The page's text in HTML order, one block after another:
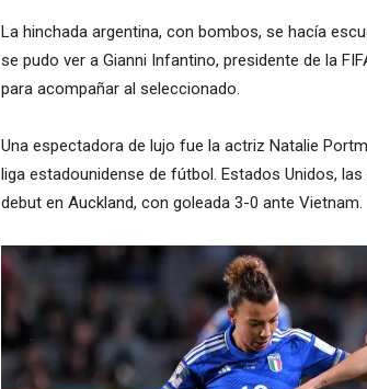
La hinchada argentina, con bombos, se hacía
se pudo ver a Gianni Infantino, presidente de la
para acompañar al seleccionado.
Una espectadora de lujo fue la actriz Natalie
liga estadounidense de fútbol. Estados Unidos,
debut en Auckland, con goleada 3-0 ante Vietnam.